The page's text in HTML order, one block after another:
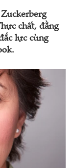
chất, đằng
lực cùng